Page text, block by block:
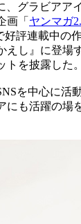
、グラビアア
画「 ヤンマガ
好評連載中の
えし』に登場
トを披露した。
を中心に活
にも活躍の場